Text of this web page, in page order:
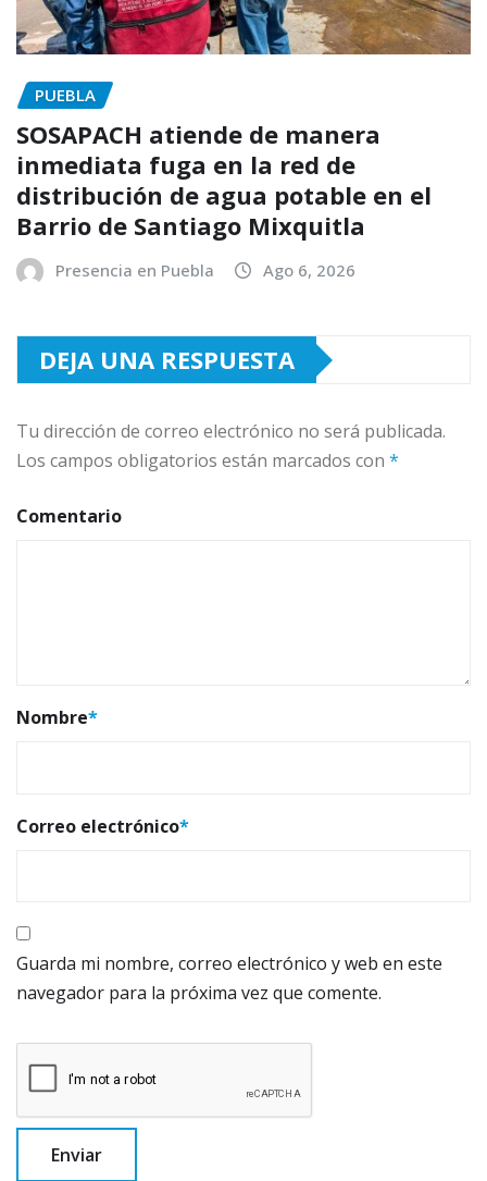
PUEBLA
SOSAPACH atiende de manera
inmediata fuga en la red de
distribución de agua potable en el
Barrio de Santiago Mixquitla
Presencia en Puebla Ago 6, 2026
DEJA UNA RESPUESTA
Tu dirección de correo electrónico no será publicada.
Los campos obligatorios están marcados con *
Comentario
Nombre*
Correo electrónico*
Guarda mi nombre, correo electrónico y web en este
navegador para la próxima vez que comente.